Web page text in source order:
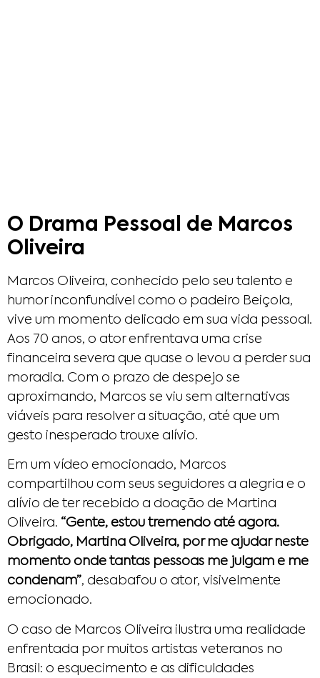
O Drama Pessoal de Marcos
Oliveira
Marcos Oliveira, conhecido pelo seu talento e
humor inconfundível como o padeiro Beiçola,
vive um momento delicado em sua vida pessoal.
Aos 70 anos, o ator enfrentava uma crise
financeira severa que quase o levou a perder sua
moradia. Com o prazo de despejo se
aproximando, Marcos se viu sem alternativas
viáveis para resolver a situação, até que um
gesto inesperado trouxe alívio.
Em um vídeo emocionado, Marcos
compartilhou com seus seguidores a alegria e o
alívio de ter recebido a doação de Martina
Oliveira. “Gente, estou tremendo até agora.
Obrigado, Martina Oliveira, por me ajudar neste
momento onde tantas pessoas me julgam e me
condenam”, desabafou o ator, visivelmente
emocionado.
O caso de Marcos Oliveira ilustra uma realidade
enfrentada por muitos artistas veteranos no
Brasil: o esquecimento e as dificuldades